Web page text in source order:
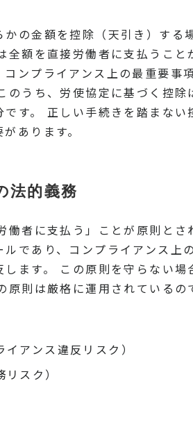
の金額を控除（天引き）す
額を直接労働者に支払うこ
ンプライアンス上の最重要
うち、労使協定に基づく控
す。 正しい手続きを踏まな
あります。
法的義務
者に支払う」ことが原則と
であり、コンプライアンス上
ます。 この原則を守らない
則は厳格に運用されているの
アンス違反リスク）
スク）